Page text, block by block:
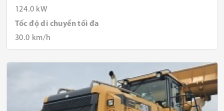
124.0 kW
Tốc độ di chuyển tối đa
30.0 km/h